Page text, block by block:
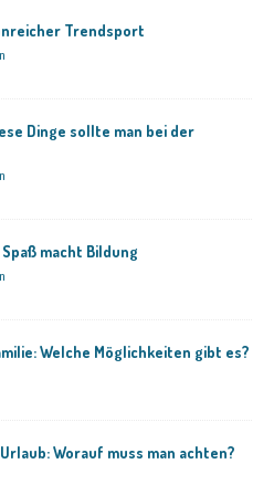
Trendsport
Dinge sollte man bei der
macht Bildung
Welche Möglichkeiten gibt es?
Worauf muss man achten?